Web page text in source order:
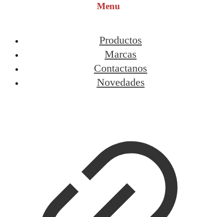
Menu
Productos
Marcas
Contactanos
Novedades